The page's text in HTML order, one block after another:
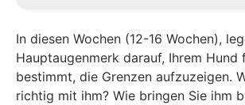
In diesen Wochen (12-16 Wochen),
Hauptaugenmerk darauf, Ihrem Hund
bestimmt, die Grenzen aufzuzeigen.
richtig mit ihm? Wie bringen Sie ihm